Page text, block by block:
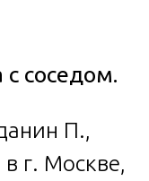
с соседом.
П.,
г. Москве,